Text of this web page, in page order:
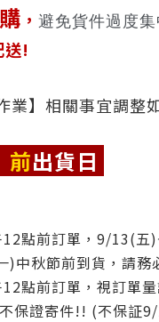
， 避免貨件過度集
送!
業】相關事宜調整
前出貨日
點前訂單，9/13(五
中秋節前到貨，請務
點前訂單，視訂單
不保證寄件!! (不保証